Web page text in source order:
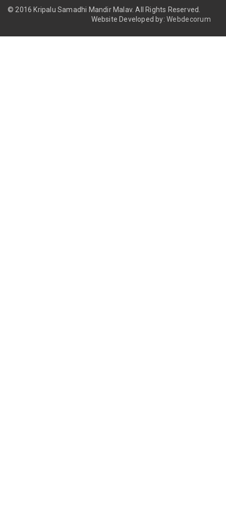
© 2016 Kripalu Samadhi Mandir Malav. All Rights Reserved.
Website Developed by: Webdecorum